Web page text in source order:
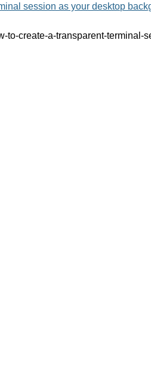
session as your desktop
to-create-a-transparent-terminal-